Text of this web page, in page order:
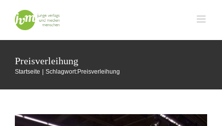
Inhalt
springen
Preisverleihung
Startseite Schlagwort:Preisverleihung
Preisträger und Kickoff: Blogbuster